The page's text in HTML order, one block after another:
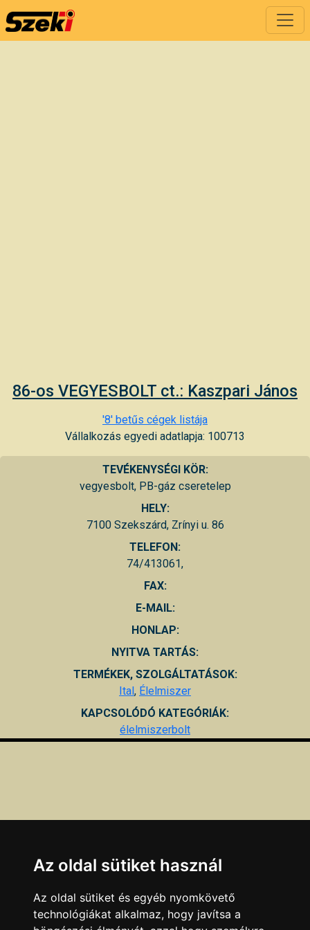
86-os VEGYESBOLT ct.: Kaszpari János
'8' betűs cégek listája
Vállalkozás egyedi adatlapja: 100713
TEVÉKENYSÉGI KÖR:
vegyesbolt, PB-gáz cseretelep
HELY:
7100 Szekszárd, Zrínyi u. 86
TELEFON:
74/413061,
FAX:
E-MAIL:
HONLAP:
NYITVA TARTÁS:
TERMÉKEK, SZOLGÁLTATÁSOK:
Ital, Élelmiszer
KAPCSOLÓDÓ KATEGÓRIÁK:
élelmiszerbolt
Az oldal sütiket használ
Az oldal sütiket és egyéb nyomkövető
technológiákat alkalmaz, hogy javítsa a